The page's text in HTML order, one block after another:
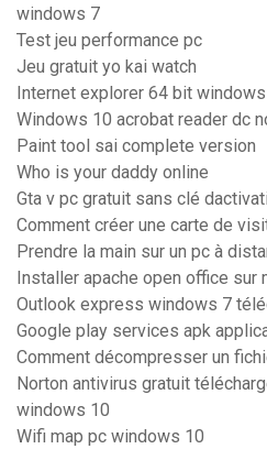
windows 7
Test jeu performance pc
Jeu gratuit yo kai watch
Internet explorer 64 bit
Windows 10 acrobat reader dc
Paint tool sai complete version
Who is your daddy online
Gta v pc gratuit sans clé
Comment créer une carte de
Prendre la main sur un pc à
Installer apache open office sur
Outlook express windows 7
Google play services apk
Comment décompresser un
Norton antivirus gratuit
windows 10
Wifi map pc windows 10